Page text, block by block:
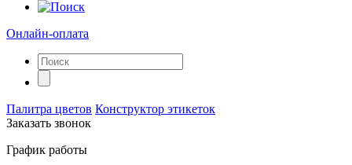
Онлайн-оплата
Палитра цветов Конструктор этикеток
Заказать звонок
График работы